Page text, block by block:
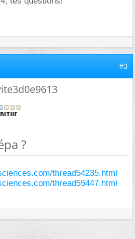
#3
?
thread54235.html
thread55447.html